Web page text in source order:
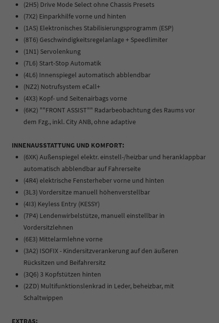
(2H5) Drive Mode Select ohne Chassis Presets
(7X2) Einparkhilfe vorne und hinten
(1AS) Elektronisches Stabilisierungsprogramm (ESP)
(8T6) Geschwindigkeitsregelanlage + Speedlimiter
(1N1) Servolenkung
(7L6) Start-Stop Automatik
(4L6) Innenspiegel automatisch abblendbar
(NZ2) Notrufsystem eCall+
(4X3) Kopf- und Seitenairbags vorne
(6K2) ""FRONT ASSIST"" Radarbeobachtung des Raums vor
dem Fzg., inkl. City ANB, ohne adaptive
INNENAUSSTATTUNG UND KOMFORT:
(6XK) Außenspiegel elektr. einstell-/heizbar und heranklappbar
automatisch abblendbar auf Fahrerseite
(4R4) elektrische Fensterheber vorne und hinten
(3L3) Vordersitze manuell höhenverstellbar
(4I3) Keyless Entry (KESSY)
(7P4) Lendenwirbelstütze, manuell einstellbar in
Vordersitzlehnen
(6E3) Mittelarmlehne vorne
(3A2) ISOFIX - Kindersitzverankerung auf den äußeren
Rücksitzen und Beifahrersitz
(3Q6) 3 Kopfstützen hinten
(2ZD) Multifunktionslenkrad in Leder, beheizbar, mit
Schaltwippen
EXTRAS: